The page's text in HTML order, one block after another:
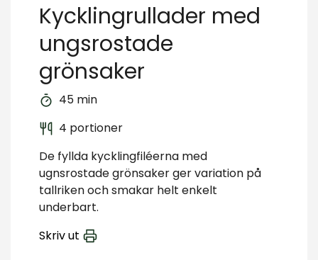
Kycklingrullader med
ungsrostade
grönsaker
45 min
4 portioner
De fyllda kycklingfiléerna med
ugnsrostade grönsaker ger variation på
tallriken och smakar helt enkelt
underbart.
Skriv ut